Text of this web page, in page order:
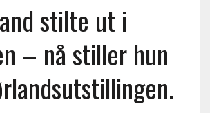
stilte ut i
– nå stiller hun